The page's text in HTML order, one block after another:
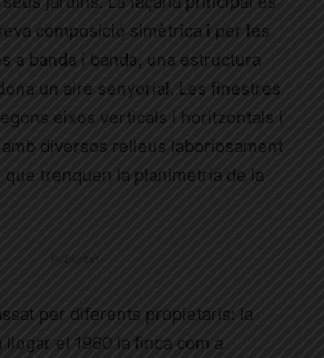
composició simètrica i per les
a banda i banda, una estructura
un aire senyorial. Les finestres
eixos verticals i horitzontals i
diversos relleus laboriosament
que trenquen la planimetria de la
per diferents propietaris: la
llogar el 1960 la finca com a